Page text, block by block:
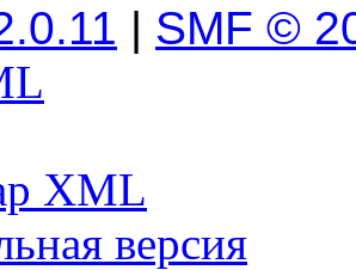
| SMF ©
XML
версия